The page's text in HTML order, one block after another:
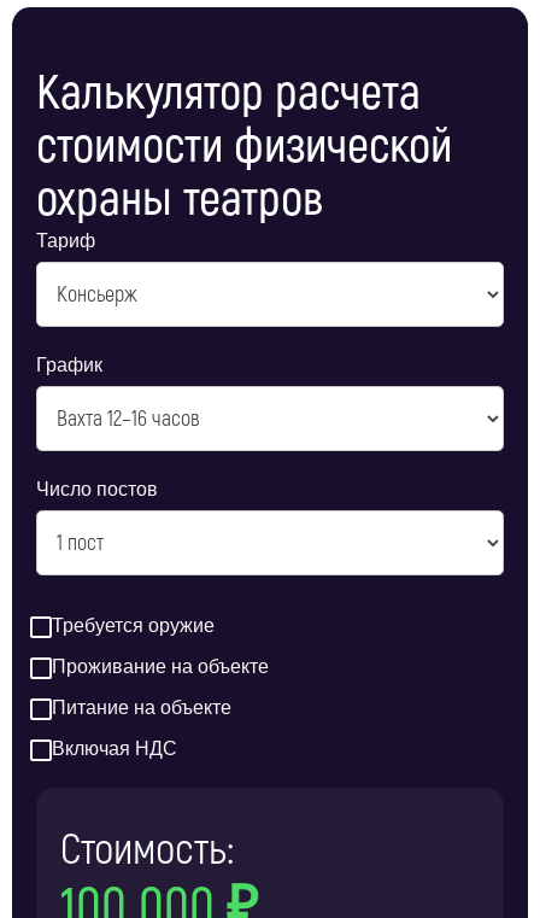
Калькулятор расчета
стоимости физической
охраны театров
Тариф
График
Число постов
Требуется оружие
Проживание на объекте
Питание на объекте
Включая НДС
Стоимость: